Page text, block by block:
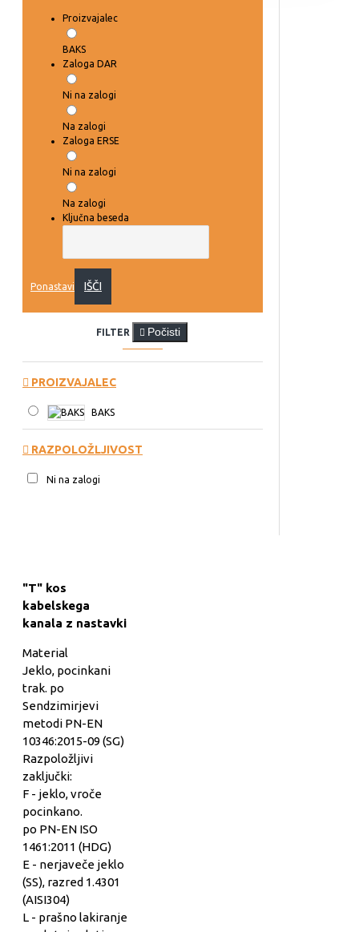
Proizvajalec
BAKS
Zaloga DAR
Ni na zalogi
Na zalogi
Zaloga ERSE
Ni na zalogi
Na zalogi
Ključna beseda
Ponastavi IŠČI
FILTER Počisti
PROIZVAJALEC
BAKS
RAZPOLOŽLJIVOST
Ni na zalogi
"T" kos
kabelskega
kanala z nastavki
Material
Jeklo, pocinkani
trak. po
Sendzimirjevi
metodi PN-EN
10346:2015-09 (SG)
Razpoložljivi
zaključki:
F - jeklo, vroče
pocinkano.
po PN-EN ISO
1461:2011 (HDG)
E - nerjaveče jeklo
(SS), razred 1.4301
(AISI304)
L - prašno lakiranje